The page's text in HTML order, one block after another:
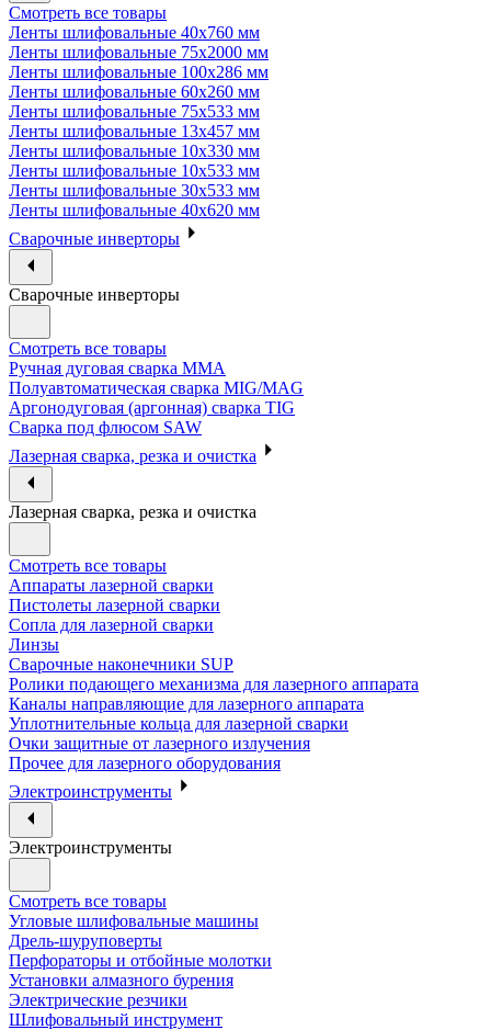
Смотреть все товары
Ленты шлифовальные 40х760 мм
Ленты шлифовальные 75х2000 мм
Ленты шлифовальные 100х286 мм
Ленты шлифовальные 60х260 мм
Ленты шлифовальные 75х533 мм
Ленты шлифовальные 13х457 мм
Ленты шлифовальные 10х330 мм
Ленты шлифовальные 10х533 мм
Ленты шлифовальные 30х533 мм
Ленты шлифовальные 40х620 мм
Сварочные инверторы
Сварочные инверторы
Смотреть все товары
Ручная дуговая сварка MMA
Полуавтоматическая сварка MIG/MAG
Аргонодуговая (аргонная) сварка TIG
Сварка под флюсом SAW
Лазерная сварка, резка и очистка
Лазерная сварка, резка и очистка
Смотреть все товары
Аппараты лазерной сварки
Пистолеты лазерной сварки
Сопла для лазерной сварки
Линзы
Сварочные наконечники SUP
Ролики подающего механизма для лазерного аппарата
Каналы направляющие для лазерного аппарата
Уплотнительные кольца для лазерной сварки
Очки защитные от лазерного излучения
Прочее для лазерного оборудования
Электроинструменты
Электроинструменты
Смотреть все товары
Угловые шлифовальные машины
Дрель-шуруповерты
Перфораторы и отбойные молотки
Установки алмазного бурения
Электрические резчики
Шлифовальный инструмент